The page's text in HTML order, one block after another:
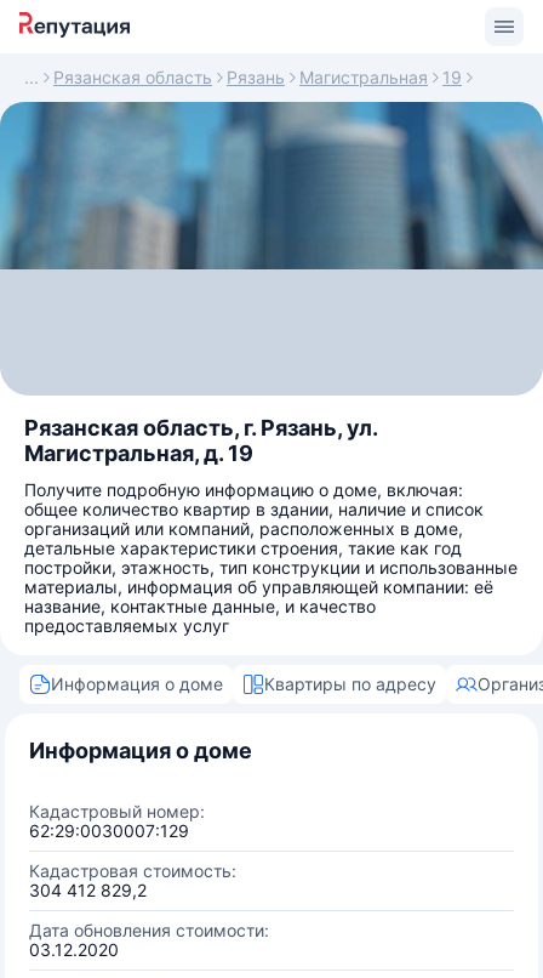
Рязанская область Рязань Магистральная 19
Рязанская область, г. Рязань, ул.
Магистральная, д. 19
Получите подробную информацию о доме, включая:
общее количество квартир в здании, наличие и список
организаций или компаний, расположенных в доме,
детальные характеристики строения, такие как год
постройки, этажность, тип конструкции и использованные
материалы, информация об управляющей компании: её
название, контактные данные, и качество
предоставляемых услуг
Информация о доме Квартиры по адресу
Информация о доме
Кадастровый номер:
62:29:0030007:129
Кадастровая стоимость:
304 412 829,2
Дата обновления стоимости:
03.12.2020